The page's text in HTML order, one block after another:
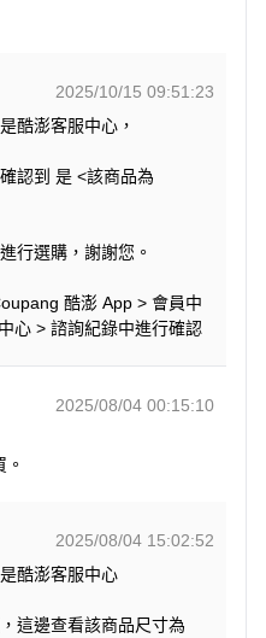
2025/10/15 09:51:23
酷澎客服中心，
認到 是 <該商品為
行選購，謝謝您。
酷澎 App > 會員中
心 > 諮詢紀錄中進行確認
2025/08/04 00:15:10
2025/08/04 15:02:52
酷澎客服中心
這邊查看該商品尺寸為